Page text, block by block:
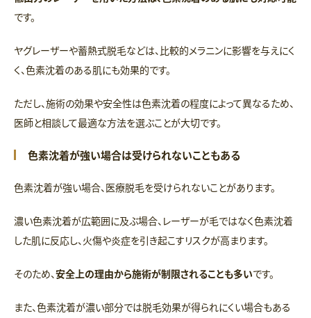
です。
ヤグレーザーや蓄熱式脱毛などは、比較的メラニンに影響を与えにく
く、色素沈着のある肌にも効果的です。
ただし、施術の効果や安全性は色素沈着の程度によって異なるため、
医師と相談して最適な方法を選ぶことが大切です。
色素沈着が強い場合は受けられないこともある
色素沈着が強い場合、医療脱毛を受けられないことがあります。
濃い色素沈着が広範囲に及ぶ場合、レーザーが毛ではなく色素沈着
した肌に反応し、火傷や炎症を引き起こすリスクが高まります。
そのため、安全上の理由から施術が制限されることも多いです。
また、色素沈着が濃い部分では脱毛効果が得られにくい場合もある